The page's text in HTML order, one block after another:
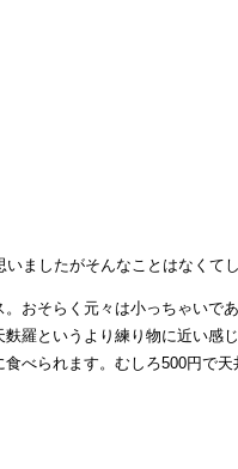
ましたがそんなことはなくて
おそらく元々は小っちゃいで
羅というより練り物に近い感
べられます。 むしろ500円で